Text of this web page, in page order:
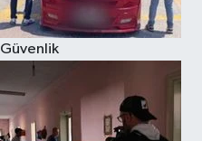
Güvenlik